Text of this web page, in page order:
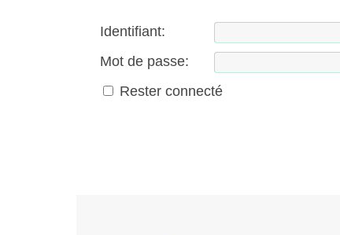
Identifiant:
Mot de passe:
Rester connecté